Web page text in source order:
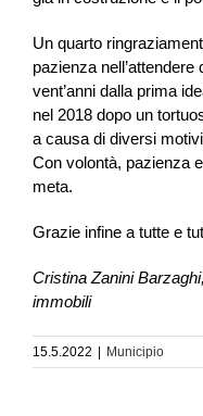
Un quarto
pazienza
vent’anni dalla prima
nel 2018 dopo un
a causa di diversi
Con volontà, pazienza
meta.
Grazie infine a tutte e
Cristina Zanini
immobili
15.5.2022 Municipio